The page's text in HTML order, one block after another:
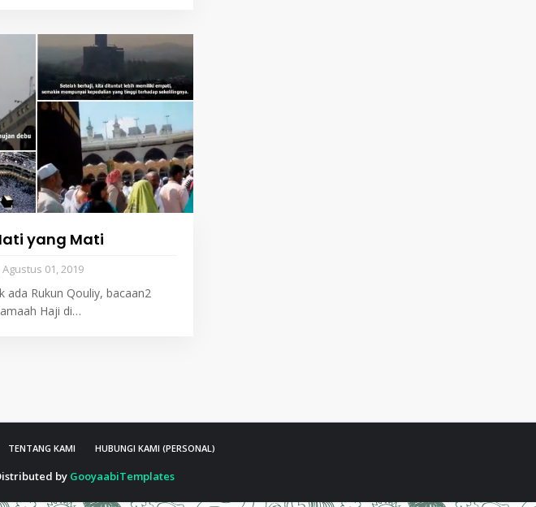
yang Mati
01, 2019
ada Rukun Qouliy, bacaan2
Haji di…
TENTANG KAMI HUBUNGI KAMI (PERSONAL)
by GooyaabiTemplates